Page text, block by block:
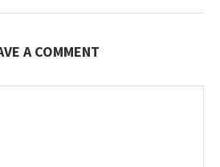
A COMMENT